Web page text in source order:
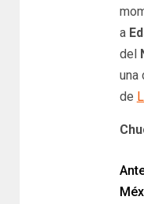
a
del
una
de